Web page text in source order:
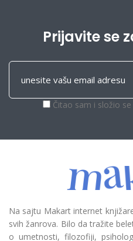
Prijavite se
Čitao sam i složio se
Na sajtu Makart internet
svih žanrova. Bilo da tražite
o umetnosti, filozofiji,